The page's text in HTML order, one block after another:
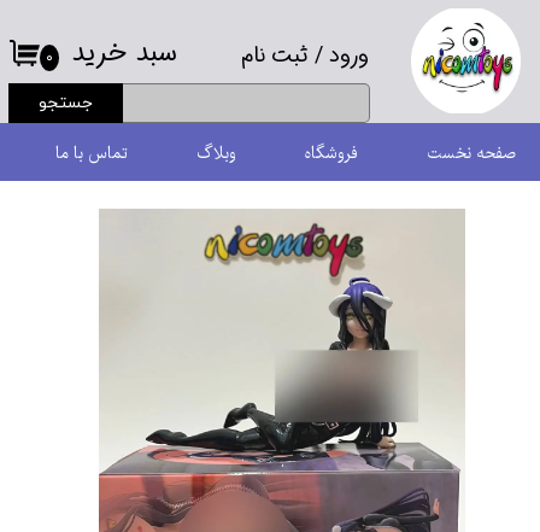
ورود/ ثبت نام
حساب کاربری من
تغییر گذر واژه
سفارشات
خروج از حساب کاربری
جستجو
۰ سبد خرید
صفحه نخست فروشگاه وبلاگ تماس با ما